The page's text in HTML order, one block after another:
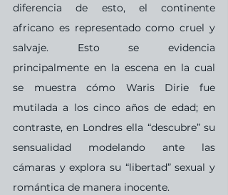
diferencia de esto, el continente
africano es representado como cruel y
salvaje. Esto se evidencia
principalmente en la escena en la cual
se muestra cómo Waris Dirie fue
mutilada a los cinco años de edad; en
contraste, en Londres ella “descubre” su
sensualidad modelando ante las
cámaras y explora su “libertad” sexual y
romántica de manera inocente.